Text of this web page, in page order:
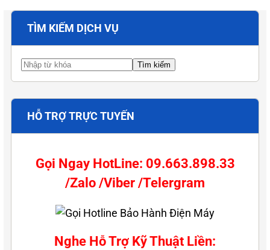
TÌM KIẾM DỊCH VỤ
HỖ TRỢ TRỰC TUYẾN
Gọi Ngay HotLine: 09.663.898.33
/Zalo /Viber /Telergram
Nghe Hỗ Trợ Kỹ Thuật Liền: